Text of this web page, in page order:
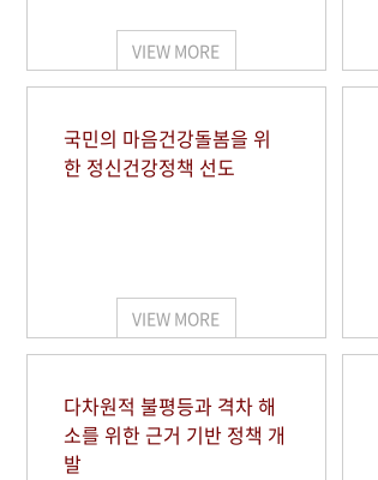
VIEW MORE
국민의 마음건강돌봄을 위
한 정신건강정책 선도
VIEW MORE
다차원적 불평등과 격차 해
소를 위한 근거 기반 정책 개
발